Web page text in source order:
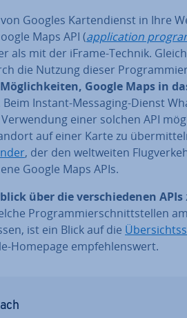
Googles Kar­ten­dienst in Ihre
Maps API (ap­pli­ca­ti­on
als mit der iFrame-Technik.
die Nutzung dieser
Google Maps in
Beim Instant-Messaging-Dienst
einer solchen API
auf einer Karte zu
, der den welt­wei­ten
Google Maps APIs.
über die ver­schie­de­nen APIs
Pro­gram­mier­schnitt­stel­len
ist ein Blick auf die
Homepage emp­feh­lens­wert.